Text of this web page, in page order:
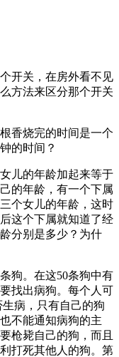
开关，在房外看不见
方法来区分那个开关
香烧完的时间是一个
的时间？
儿的年龄加起来等于
的年龄，有一个下属
个女儿的年龄，这时
这个下属就知道了经
分别是多少？为什
狗。在这50条狗中有
找出病狗。每个人可
病，只有自己的狗
不能通知病狗的主
枪毙自己的狗，而且
打死其他人的狗。第